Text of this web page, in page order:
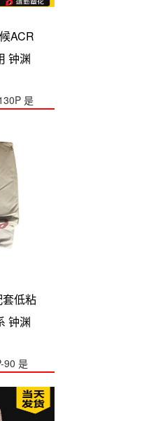
ACR
钟渊
是
套低粘
钟渊
90 是